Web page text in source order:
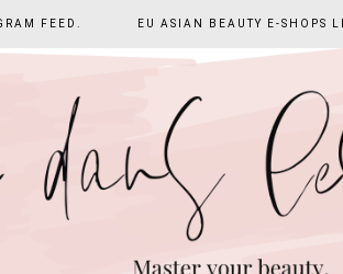
FEED. EU ASIAN BEAUTY E-SHOPS